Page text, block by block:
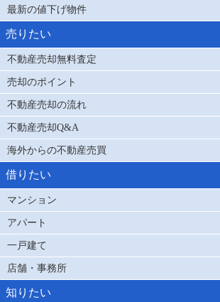
最新の値下げ物件
売りたい
不動産売却無料査定
売却のポイント
不動産売却の流れ
不動産売却Q&A
海外からの不動産売買
借りたい
マンション
アパート
一戸建て
店舗・事務所
知りたい